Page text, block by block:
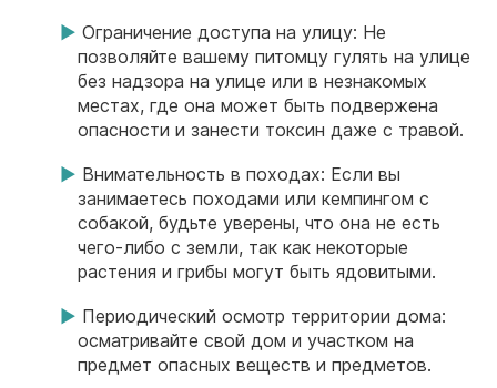
Ограничение доступа на улицу: Не
позволяйте вашему питомцу гулять на улице
без надзора на улице или в незнакомых
местах, где она может быть подвержена
опасности и занести токсин даже с травой.
Внимательность в походах: Если вы
занимаетесь походами или кемпингом с
собакой, будьте уверены, что она не есть
чего-либо с земли, так как некоторые
растения и грибы могут быть ядовитыми.
Периодический осмотр территории дома:
осматривайте свой дом и участком на
предмет опасных веществ и предметов.